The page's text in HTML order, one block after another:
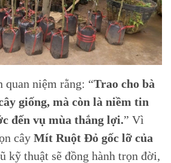
quan niệm rằng: “Trao cho bà
giống, mà còn là niềm tin
đến vụ mùa thắng lợi.” Vì
cây Mít Ruột Đỏ gốc lỡ của
kỹ thuật sẽ đồng hành trọn đời,